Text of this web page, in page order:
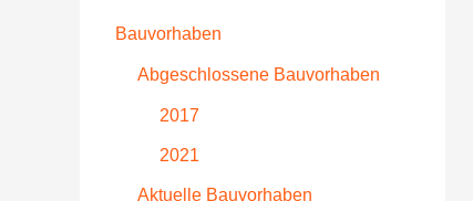
Bauvorhaben
Abgeschlossene Bauvorhaben
2017
2021
Aktuelle Bauvorhaben